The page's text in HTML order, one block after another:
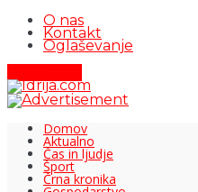
O nas
Kontakt
Oglaševanje
Domov
Aktualno
Čas in ljudje
Šport
Črna kronika